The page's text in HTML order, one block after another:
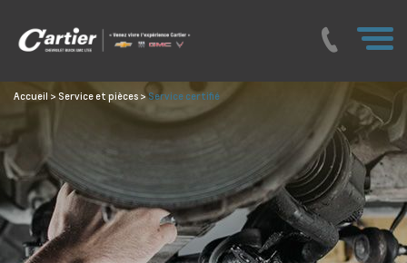
Accueil > Service et pièces > Service certifié